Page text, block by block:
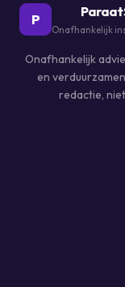
P
Onafhankelijk
Onafhankelijk
en
redactie,